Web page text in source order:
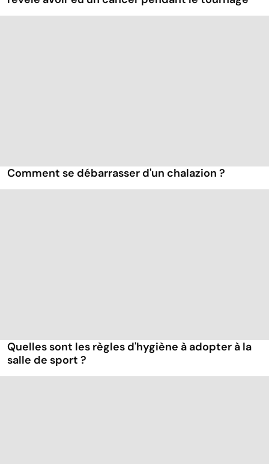
Comment se débarrasser d'un chalazion ?
Quelles sont les règles d'hygiène à adopter à la
salle de sport ?